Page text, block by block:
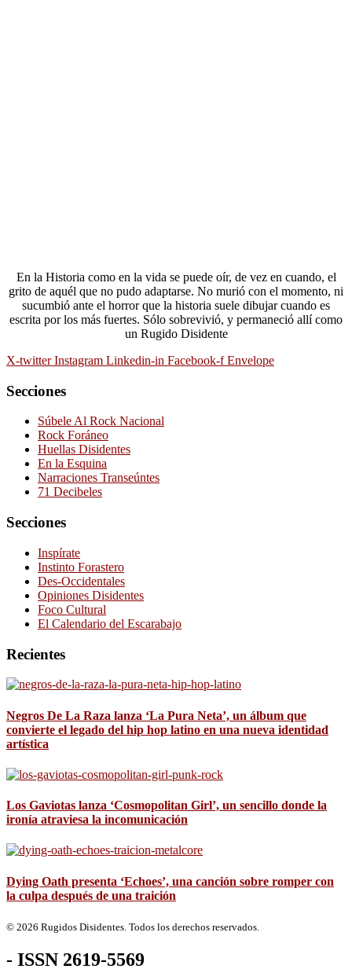
En la Historia como en la vida se puede oír, de vez en cuando, el
grito de aquél que no pudo adaptarse. No murió con el momento, ni
sucumbió ante el horror que la historia suele dibujar cuando es
escrita por los más fuertes. Sólo sobrevivió, y permaneció allí como
un Rugido Disidente
X-twitter Instagram Linkedin-in Facebook-f Envelope
Secciones
Súbele Al Rock Nacional
Rock Foráneo
Huellas Disidentes
En la Esquina
Narraciones Transeúntes
71 Decibeles
Secciones
Inspírate
Instinto Forastero
Des-Occidentales
Opiniones Disidentes
Foco Cultural
El Calendario del Escarabajo
Recientes
Negros De La Raza lanza ‘La Pura Neta’, un álbum que
convierte el legado del hip hop latino en una nueva identidad
artística
Los Gaviotas lanza ‘Cosmopolitan Girl’, un sencillo donde la
ironía atraviesa la incomunicación
Dying Oath presenta ‘Echoes’, una canción sobre romper con
la culpa después de una traición
© 2026 Rugidos Disidentes. Todos los derechos reservados.
- ISSN 2619-5569